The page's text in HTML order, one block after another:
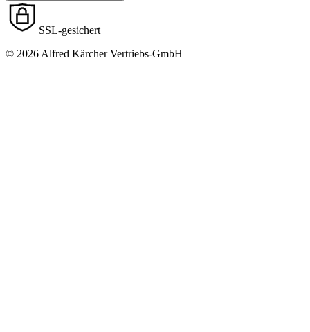
SSL-gesichert
© 2026 Alfred Kärcher Vertriebs-GmbH